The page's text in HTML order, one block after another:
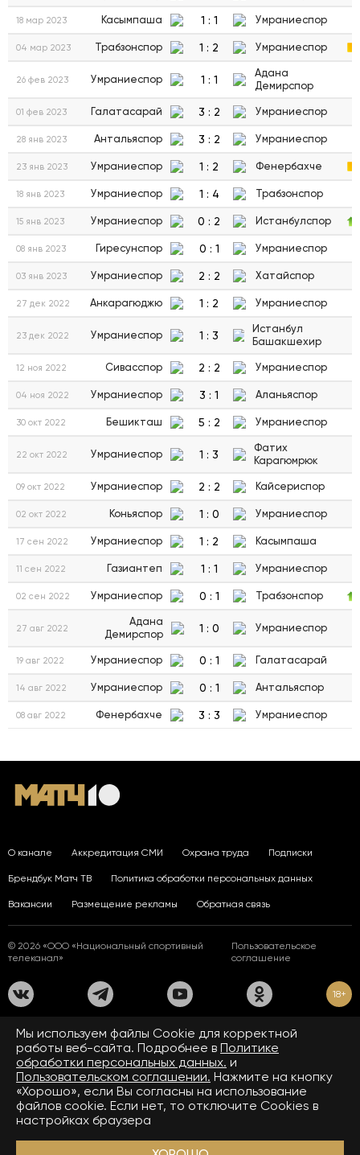
18 мар 2023 Касымпаша 1 : 1 Умраниеспор
04 мар 2023 Трабзонспор 1 : 2 Умраниеспор
26 фев 2023 Умраниеспор 1 : 1
Адана
Демирспор
01 фев 2023 Галатасарай 3 : 2 Умраниеспор
28 янв 2023 Антальяспор 3 : 2 Умраниеспор
23 янв 2023 Умраниеспор 1 : 2 Фенербахче
18 янв 2023 Умраниеспор 1 : 4 Трабзонспор
15 янв 2023 Умраниеспор 0 : 2 Истанбулспор
08 янв 2023 Гиресунспор 0 : 1 Умраниеспор
03 янв 2023 Умраниеспор 2 : 2 Хатайспор
27 дек 2022 Анкарагюджю 1 : 2 Умраниеспор
23 дек 2022 Умраниеспор 1 : 3
Истанбул
Башакшехир
12 ноя 2022 Сивасспор 2 : 2 Умраниеспор
04 ноя 2022 Умраниеспор 3 : 1 Аланьяспор
30 окт 2022 Бешикташ 5 : 2 Умраниеспор
22 окт 2022 Умраниеспор 1 : 3
Фатих
Карагюмрюк
09 окт 2022 Умраниеспор 2 : 2 Кайсериспор
02 окт 2022 Коньяспор 1 : 0 Умраниеспор
17 сен 2022 Умраниеспор 1 : 2 Касымпаша
11 сен 2022 Газиантеп 1 : 1 Умраниеспор
02 сен 2022 Умраниеспор 0 : 1 Трабзонспор
27 авг 2022
Адана
Демирспор
1 : 0 Умраниеспор
19 авг 2022 Умраниеспор 0 : 1 Галатасарай
14 авг 2022 Умраниеспор 0 : 1 Антальяспор
08 авг 2022 Фенербахче 3 : 3 Умраниеспор
О канале Аккредитация СМИ Охрана труда Подписки
Брендбук Матч ТВ Политика обработки персональных данных
Вакансии Размещение рекламы Обратная связь
© 2026 «ООО «Национальный спортивный
телеканал»
Пользовательское
соглашение
18+
На сайте применяются рекомендательные технологии. Подробнее
Правилах применения рекомендательных технологий.
Средство массовой информации сетевое издание «www.matchtv.ru»
зарегистрировано Федеральной службой по надзору в сфере связи,
информационных технологий и массовых коммуникаций (Роскомнадзор).
Свидетельство о регистрации средства массовой информации ЭЛ № ФС 77 - 72390
от 28.02.2018. Название — www.matchtv.ru.
Учредитель (соучредители) СМИ сетевого издания «www.matchtv.ru»: ООО
«Национальный спортивный телеканал», главный редактор СМИ сетевого издания
Мы используем файлы Сookie для корректной
работы веб-сайта. Подробнее в Политике
обработки персональных данных. и
Пользовательском соглашении. Нажмите на кнопку
«Хорошо», если Вы согласны на использование
файлов cookie. Если нет, то отключите Cookies в
настройках браузера